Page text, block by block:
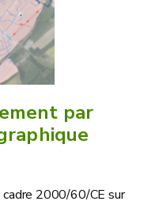
par
2000/60/CE sur